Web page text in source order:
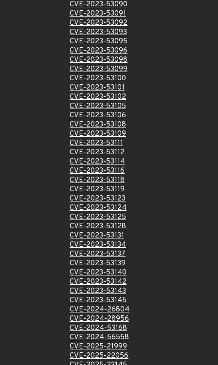
CVE-2023-53090
CVE-2023-53091
CVE-2023-53092
CVE-2023-53093
CVE-2023-53095
CVE-2023-53096
CVE-2023-53098
CVE-2023-53099
CVE-2023-53100
CVE-2023-53101
CVE-2023-53102
CVE-2023-53105
CVE-2023-53106
CVE-2023-53108
CVE-2023-53109
CVE-2023-53111
CVE-2023-53112
CVE-2023-53114
CVE-2023-53116
CVE-2023-53118
CVE-2023-53119
CVE-2023-53123
CVE-2023-53124
CVE-2023-53125
CVE-2023-53128
CVE-2023-53131
CVE-2023-53134
CVE-2023-53137
CVE-2023-53139
CVE-2023-53140
CVE-2023-53142
CVE-2023-53143
CVE-2023-53145
CVE-2024-26804
CVE-2024-28956
CVE-2024-53168
CVE-2024-56558
CVE-2025-21999
CVE-2025-22056